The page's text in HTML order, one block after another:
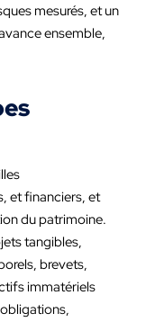
mesurés, et un
ensemble,
et financiers, et
du patrimoine.
tangibles,
brevets,
immatériels